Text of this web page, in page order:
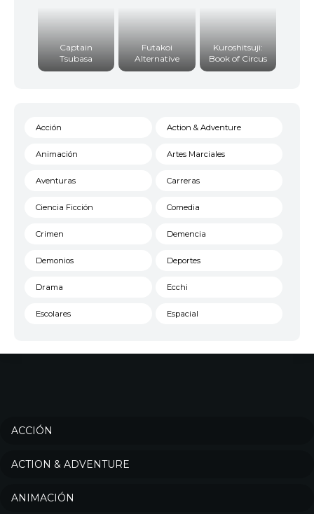
Captain
Tsubasa
Futakoi
Alternative
Kuroshitsuji:
Book of Circus
Acción Action & Adventure
Animación Artes Marciales
Aventuras Carreras
Ciencia Ficción Comedia
Crimen Demencia
Demonios Deportes
Drama Ecchi
Escolares Espacial
Música
ACCIÓN
ACTION & ADVENTURE
ANIMACIÓN